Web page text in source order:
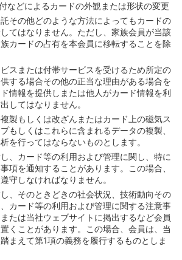
格の取消）
等の利用の停止）
の解約）
ード不発行等と本契約の終了）
終了の効果）
替及び外国貿易に関する法令等の適
）
轄）
、第59条第1項、第60条第1項、第70
、第59条第1項、第60条第1項、第71
、第60条第1項、第72条関係）
、第60条第1項、第73条関係）
などによるカードの外観または形状の変更
その他どのような方法によってもカードの
てはなりません。ただし、家族会員が当該
カードの占有を本会員に移転することを除
スまたは付帯サービスを受けるため所定の
する場合その他の正当な理由がある場合を
情報を提供しまたは他人がカード情報を利
してはなりません。
製もしくは改ざんまたはカード上の磁気ス
もしくはこれらに含まれるデータの複製、
を行ってはならないものとします。
、カード等の利用および管理に関し、特に
項を通知することがあります。この場合、
守しなければなりません。
、そのときどきの社会状況、技術動向その
カード等の利用および管理に関する注意事
たは当社ウェブサイトに掲出するなど会員
くことがあります。この場合、会員は、当
まえて第1項の義務を履行するものとしま